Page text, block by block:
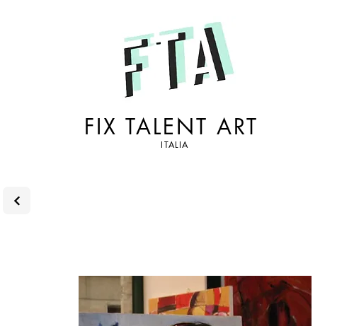
FIX TALENT ART
ITALIA